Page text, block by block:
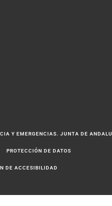
Y EMERGENCIAS. JUNTA DE
PROTECCIÓN DE DATOS
DE ACCESIBILIDAD